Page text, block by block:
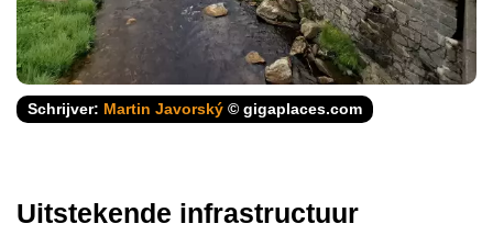
Schrijver: Martin Javorský © gigaplaces.com
Uitstekende infrastructuur